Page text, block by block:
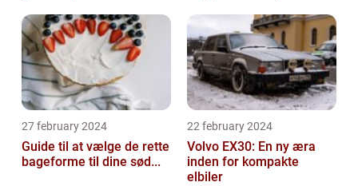
27 february 2024
Guide til at vælge de rette
bageforme til dine sød...
22 february 2024
Volvo EX30: En ny æra
inden for kompakte
elbiler